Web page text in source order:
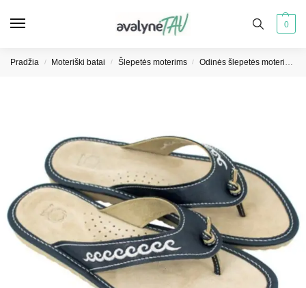
0
Pradžia / Moteriški batai / Šlepetės moterims / Odinės šlepetės moterims